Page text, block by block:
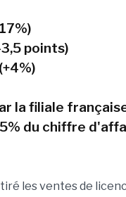
points)
la filiale
du chiffre